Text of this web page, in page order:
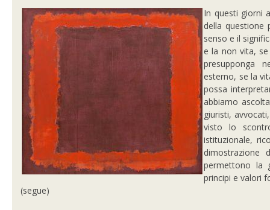
In questi giorni
della questione
senso e il
e la non vita,
presupponga
esterno, se la
possa
abbiamo
giuristi,
visto lo
istituzionale,
dimostrazione
permettono la
principi e valori
(segue)